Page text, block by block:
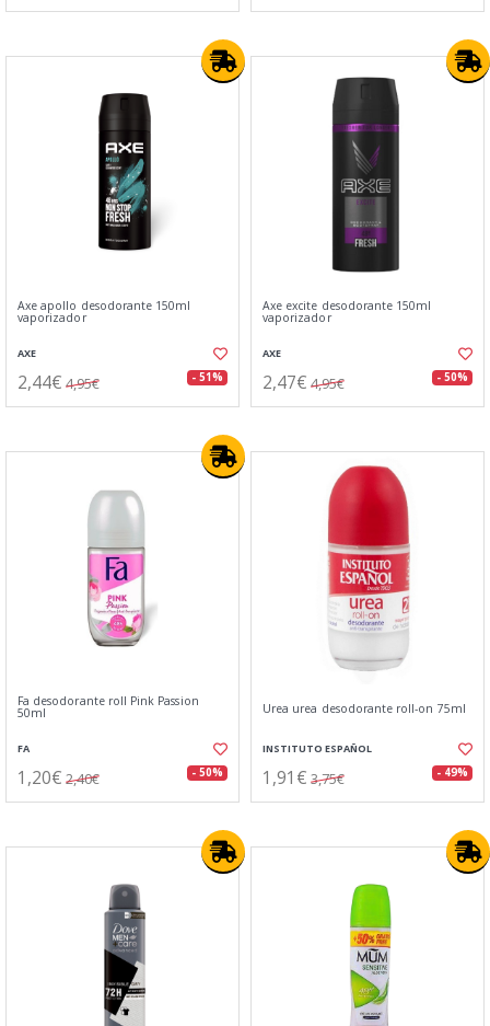
Axe apollo desodorante 150ml
vaporizador
AXE
2,44€ 4,95€ - 51%
Axe excite desodorante 150ml
vaporizador
AXE
2,47€ 4,95€ - 50%
Fa desodorante roll Pink Passion
50ml
FA
1,20€ 2,40€ - 50%
Urea urea desodorante roll-on 75ml
INSTITUTO ESPAÑOL
1,91€ 3,75€ - 49%